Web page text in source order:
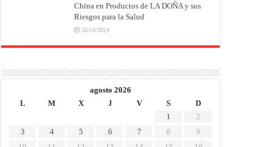
China en Productos de LA DOÑA y sus
Riesgos para la Salud
28/10/2024
agosto 2026
L
M X J V S
D
1
2
3
4 5 6 7 8
9